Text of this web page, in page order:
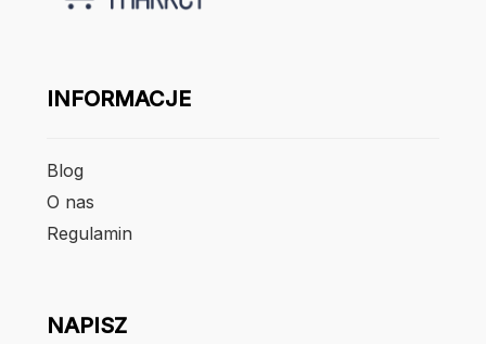
INFORMACJE
Blog
O nas
Regulamin
NAPISZ